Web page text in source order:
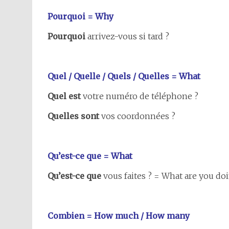
Pourquoi = Why
Pourquoi arrivez-vous si tard ?
Quel / Quelle / Quels / Quelles = What
Quel estvotre numéro de téléphone ?
Quelles sontvos coordonnées ?
Qu’est-ce que = What
Qu’est-ce que vous faites ? = What are you
Combien = How much / How many